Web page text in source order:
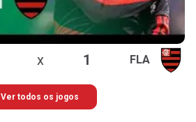
x 1 FLA
Ver todos os jogos